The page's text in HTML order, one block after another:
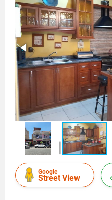
Google
Street View